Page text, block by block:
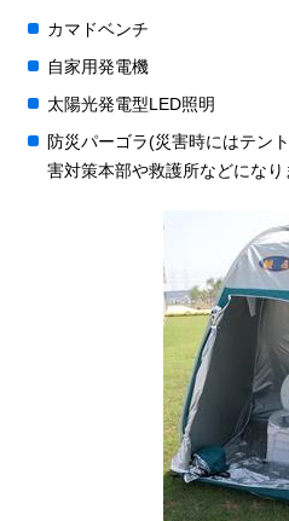
カマドベンチ
自家用発電機
太陽光発電型LED照明
防災パーゴラ(災害時にはテン
害対策本部や救護所などになり